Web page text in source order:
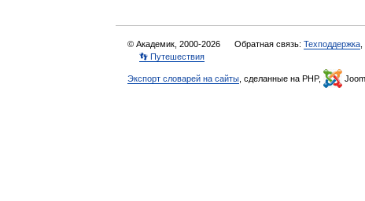
© Академик, 2000-2026 Обратная связь: Техподдержка
👣 Путешествия
Экспорт словарей на сайты , сделанные на PHP,